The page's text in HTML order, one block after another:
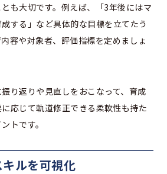
も大切です。例えば、「3年後にはマ
する」など具体的な目標を立てたう
容や対象者、評価指標を定めましょ
り返りや見直しをおこなって、育成
応じて軌道修正できる柔軟性も持た
トです。
ルを可視化